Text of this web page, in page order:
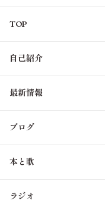
TOP
自己紹介
最新情報
ブログ
本と歌
ラジオ